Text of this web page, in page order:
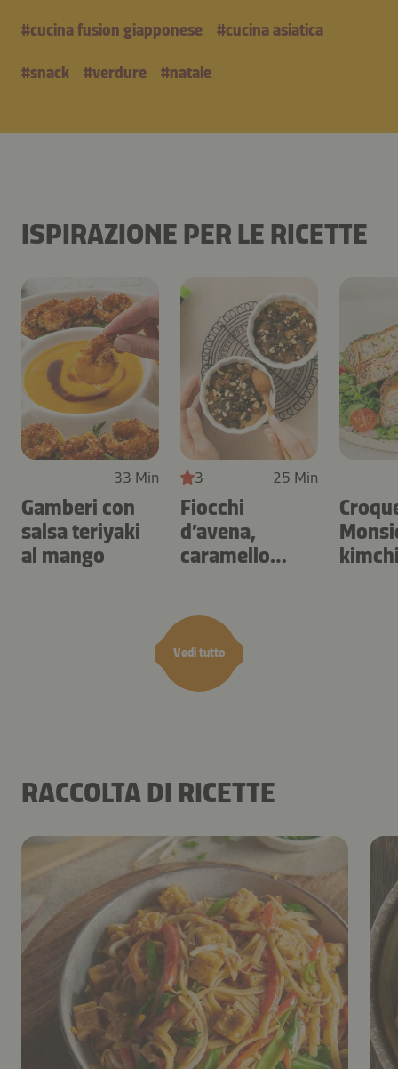
#cucina fusion giapponese #cucina asiatica
#snack #verdure #natale
ISPIRAZIONE PER LE RICETTE
Vedi tutto
33 Min
Gamberi con
salsa teriyaki
al mango
3 25 Min
Fiocchi
d’avena,
caramello
RACCOLTA DI RICETTE